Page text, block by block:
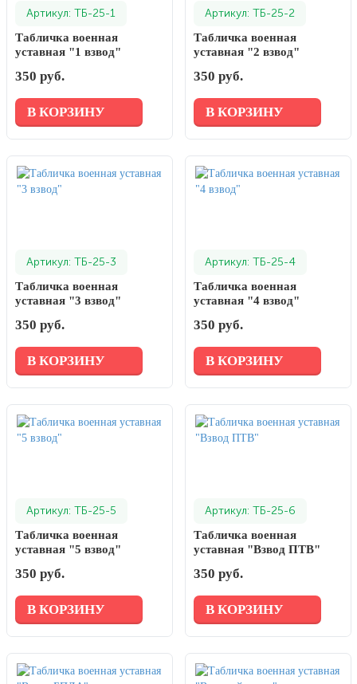
Артикул: ТБ-25-1
Табличка военная
уставная "1 взвод"
350 руб.
В КОРЗИНУ
Артикул: ТБ-25-2
Табличка военная
уставная "2 взвод"
350 руб.
В КОРЗИНУ
Артикул: ТБ-25-3
Табличка военная
уставная "3 взвод"
350 руб.
В КОРЗИНУ
Артикул: ТБ-25-4
Табличка военная
уставная "4 взвод"
350 руб.
В КОРЗИНУ
Артикул: ТБ-25-5
Табличка военная
уставная "5 взвод"
350 руб.
В КОРЗИНУ
Артикул: ТБ-25-6
Табличка военная
уставная "Взвод ПТВ"
350 руб.
В КОРЗИНУ